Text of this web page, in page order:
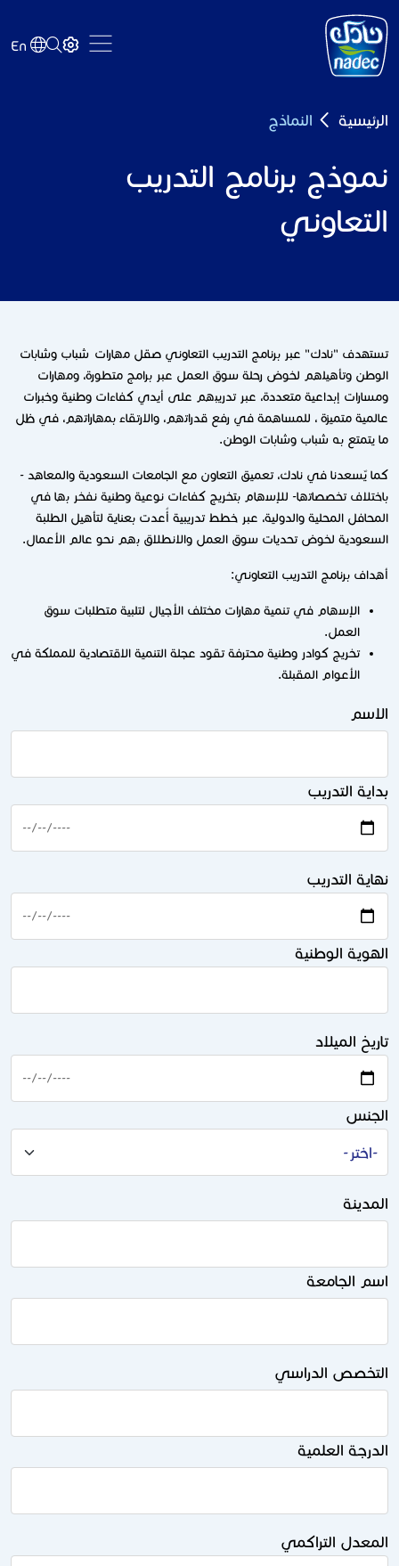
En
Breadcrumb
الرئيسية النماذج
نموذج برنامج التدريب
التعاوني
تستهدف "نادك" عبر برنامج التدریب التعاوني صقل مھارات شباب وشابات
الوطن وتأھیلھم لخوض رحلة سوق العمل عبر برامج متطورة، ومھارات
ومسارات إبداعیة متعددة، عبر تدریبھم على أیدي كفاءات وطنیة وخبرات
عالمیة متمیزة ، للمساھمة في رفع قدراتھم، والارتقاء بمھاراتھم، في ظل
ما یتمتع به شباب وشابات الوطن.
كما يٌسعدنا في نادك، تعمیق التعاون مع الجامعات السعودیة والمعاھد -
باختلاف تخصصاتھا- للإسھام بتخریج كفاءات نوعیة وطنیة نفخر بھا في
المحافل المحلیة والدولیة، عبر خطط تدریبیة أُعدت بعنایة لتأھیل الطلبة
السعودیة لخوض تحدیات سوق العمل والانطلاق بھم نحو عالم الأعمال.
أھداف برنامج التدریب التعاوني:
الإسھام في تنمیة مھارات مختلف الأجیال لتلبیة متطلبات سوق
العمل.
تخریج كوادر وطنیة محترفة تقود عجلة التنمیة الاقتصادیة للمملكة في
الأعوام المقبلة.
الاسم
بداية التدريب
نهاية التدريب
الهوية الوطنية
تاريخ الميلاد
الجنس
المدينة
اسم الجامعة
التخصص الدراسي
الدرجة العلمية
المعدل التراكمي